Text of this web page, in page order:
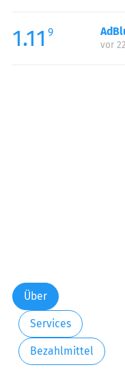
1.11 9
vor
Über
Services
Bezahlmittel